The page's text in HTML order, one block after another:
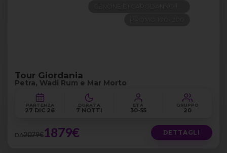
Tour Giordania
Petra, Wadi Rum e Mar Morto
PARTENZA
27 DIC 26
DURATA
7 NOTTI
ETÀ
30-55
GRUPPO
20
DA2079€1879€ DETTAGLI